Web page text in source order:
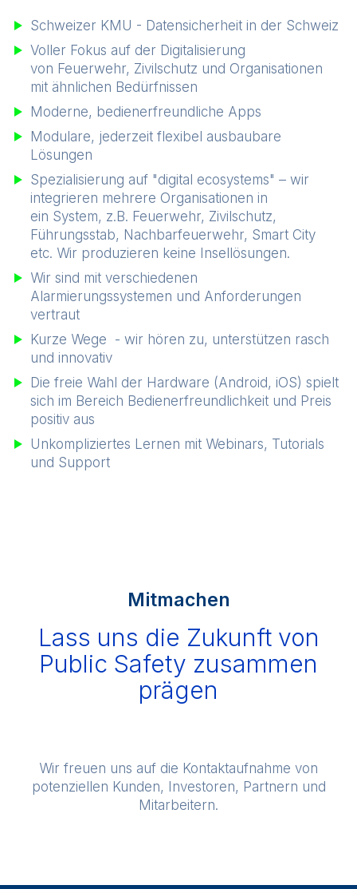
Schweizer KMU - Datensicherheit in der Schweiz
Voller Fokus auf der Digitalisierung
von Feuerwehr, Zivilschutz und Organisationen
mit ähnlichen Bedürfnissen
Moderne, bedienerfreundliche Apps
Modulare, jederzeit flexibel ausbaubare
Lösungen
Spezialisierung auf "digital ecosystems" – wir
integrieren mehrere Organisationen in
ein System, z.B. Feuerwehr, Zivilschutz,
Führungsstab, Nachbarfeuerwehr, Smart City
etc. Wir produzieren keine Insellösungen.
Wir sind mit verschiedenen
Alarmierungssystemen und Anforderungen
vertraut
Kurze Wege - wir hören zu, unterstützen rasch
und innovativ
Die freie Wahl der Hardware (Android, iOS) spielt
sich im Bereich Bedienerfreundlichkeit und Preis
positiv aus
Unkompliziertes Lernen mit Webinars, Tutorials
und Support
Mitmachen
Lass uns die Zukunft von
Public Safety zusammen
prägen
Wir freuen uns auf die Kontaktaufnahme von
potenziellen Kunden, Investoren, Partnern und
Mitarbeitern.